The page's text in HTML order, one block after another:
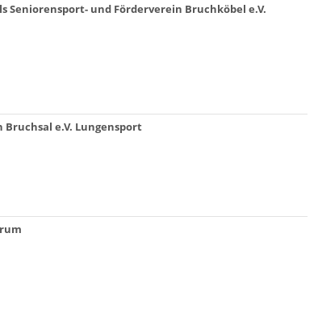
Seniorensport- und Förderverein Bruchköbel e.V.
e.V. Lungensport